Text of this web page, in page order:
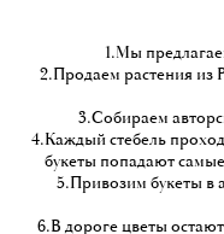
1.Мы
2.Продаем растения из
3.Собираем
4.Каждый стебель
букеты попадают
5.Привозим букеты в
6.В дороге цветы